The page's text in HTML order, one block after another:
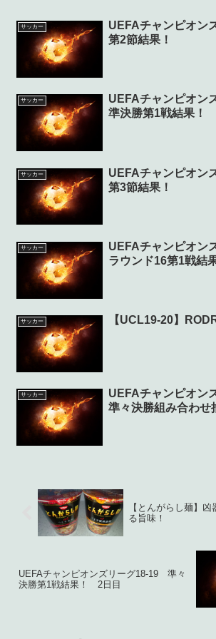
サッカー
UEFAチャンピオン
第2節結果！
サッカー
UEFAチャンピオン
準決勝第1戦結果！
サッカー
UEFAチャンピオン
第3節結果！
サッカー
UEFAチャンピオン
ラウンド16第1戦結
サッカー 【UCL19-20】
サッカー
UEFAチャンピオン
準々決勝組み合わせ
【とんがらし麺】
る旨味！
UEFAチャンピオンズリーグ18-19 準々
決勝第1戦結果！ 2日目